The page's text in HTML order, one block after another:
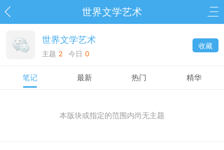
世界文学艺术
世界文学艺术
主题 2 今日 0
收藏
笔记 最新 热门 精华
本版块或指定的范围内尚无主题